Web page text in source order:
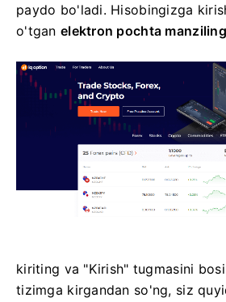
paydo bo'ladi. Hisobingizga
o'tgan elektron pochta
kiriting va "Kirish" tugmasini
tizimga kirgandan so'ng, siz